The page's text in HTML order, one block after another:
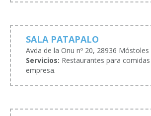
SALA PATAPALO
Avda de la Onu nº 20, 28936 Móstoles
Servicios: Restaurantes para
empresa.